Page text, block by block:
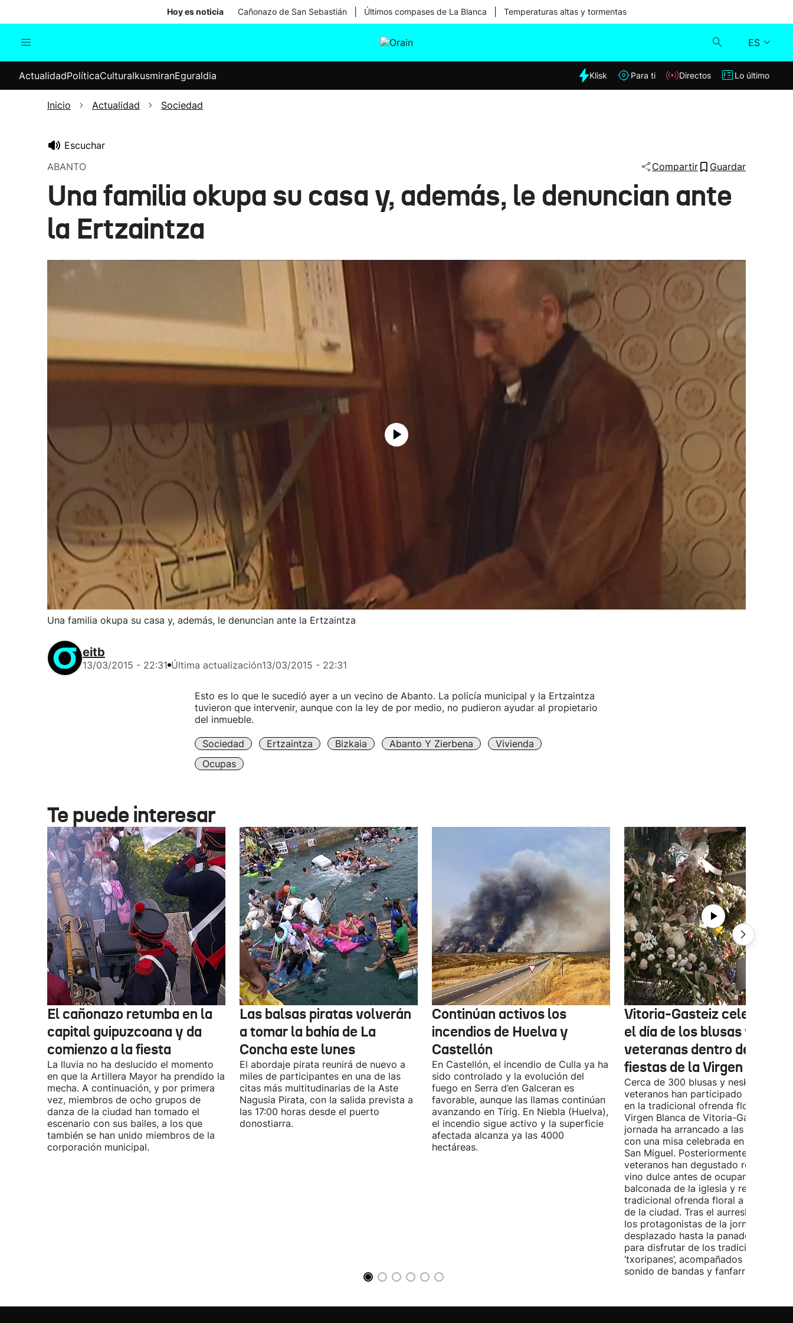
Hoy es noticia Cañonazo de San Sebastián Últimos compases de La Blanca Temperaturas altas y tormentas
ES
Internacional
Elecciones
Klisk
Lo último
ActualidadPolíticaCulturaIkusmiranEguraldia Klisk Para ti Directos Lo último
Inicio Actualidad Sociedad
Escuchar
ABANTO
Compartir Guardar
Una familia okupa su casa y, además, le denuncian ante
la Ertzaintza
Una familia okupa su casa y, además, le denuncian ante la Ertzaintza
eitb
13/03/2015 - 22:31 Última actualización13/03/2015 - 22:31
Esto es lo que le sucedió ayer a un vecino de Abanto. La policía municipal y la Ertzaintza
tuvieron que intervenir, aunque con la ley de por medio, no pudieron ayudar al propietario
del inmueble.
Sociedad Ertzaintza Bizkaia Abanto Y Zierbena
Vivienda
Ocupas
Te puede interesar
El cañonazo retumba en la
capital guipuzcoana y da
comienzo a la fiesta
La lluvia no ha deslucido el momento
en que la Artillera Mayor ha prendido la
mecha. A continuación, y por primera
vez, miembros de ocho grupos de
danza de la ciudad han tomado el
escenario con sus bailes, a los que
también se han unido miembros de la
corporación municipal.
Las balsas piratas volverán
a tomar la bahía de La
Concha este lunes
El abordaje pirata reunirá de nuevo a
miles de participantes en una de las
citas más multitudinarias de la Aste
Nagusia Pirata, con la salida prevista a
las 17:00 horas desde el puerto
donostiarra.
Continúan activos los
incendios de Huelva y
Castellón
En Castellón, el incendio de Culla ya ha
sido controlado y la evolución del
fuego en Serra d’en Galceran es
favorable, aunque las llamas continúan
avanzando en Tírig. En Niebla (Huelva),
el incendio sigue activo y la superficie
afectada alcanza ya las 4000
hectáreas.
Vitoria-Gasteiz celebra
el día de los blusas y
veteranas dentro de las
fiestas de la Virgen Blanca
Cerca de 300 blusas y neskas
veteranos han participado este
en la tradicional ofrenda floral a la
Virgen Blanca de Vitoria-Gasteiz. La
jornada ha arrancado a las 9:00
con una misa celebrada en la iglesia
San Miguel. Posteriormente, los
veteranos han degustado rosquillas y
vino dulce antes de ocupar la
balconada de la iglesia y realizar la
tradicional ofrenda floral a la patrona
de la ciudad. Tras el aurresku de
los protagonistas de la jornada se
desplazado hasta la panadería
para disfrutar de los tradicionales
‘txoripanes’, acompañados por el
sonido de bandas y fanfarrias.